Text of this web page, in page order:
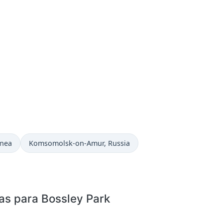
Hora actual en
Komsomolsk-on-Amur, Russia
para Bossley Park